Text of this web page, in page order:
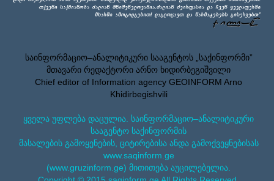
საინფორმაციო–ანალიტიკური სააგენტოს „საქინფორმი”
მთავარი რედაქტორი არნო ხიდირბეგიშვილი
Chief editor of Information agency GEOINFORM Arno
Khidirbegishvili
ყველა უფლება დაცულია. საინფორმაციო–ანალიტიკური
სააგენტო საქინფორმის
მასალების გამოყენების, ციტირებისა ანდა გამოქვეყნებისას
www.saqinform.ge
(www.gruzinform.ge) მითითება აუცილებელია.